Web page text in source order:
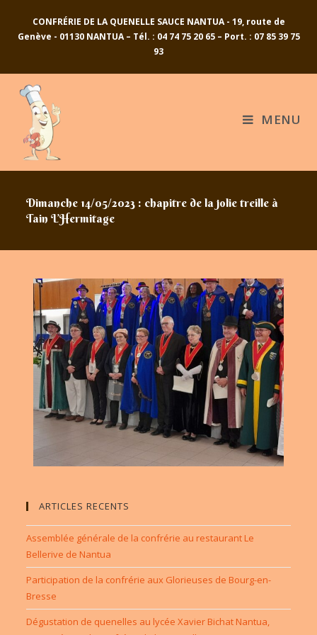
CONFRÉRIE DE LA QUENELLE SAUCE NANTUA - 19, route de
Genève - 01130 NANTUA – Tél. : 04 74 75 20 65 – Port. : 07 85 39 75
93
MENU
Dimanche 14/05/2023 : chapitre de la jolie treille à
Tain L’Hermitage
ARTICLES RECENTS
Assemblée générale de la confrérie au restaurant Le
Bellerive de Nantua
Participation de la confrérie aux Glorieuses de Bourg-en-
Bresse
Dégustation de quenelles au lycée Xavier Bichat Nantua,